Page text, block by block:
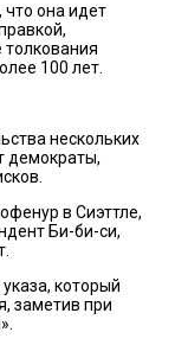
что она идет
толкования
100 лет.
нескольких
демократы,
в Сиэттле,
Би-би-си,
который
заметив при